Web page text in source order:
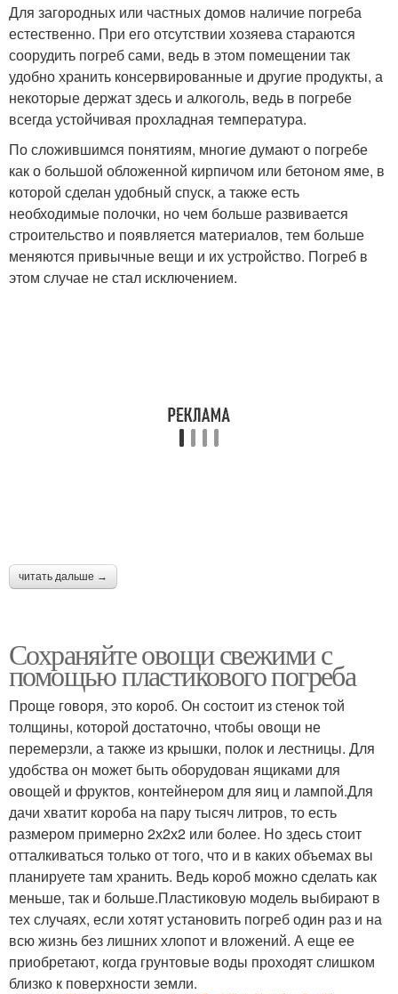
Погреб под верандой Погреб на даче
Бетонный погреб
Для загородных или частных домов наличие погреба
естественно. При его отсутствии хозяева стараются
соорудить погреб сами, ведь в этом помещении так
удобно хранить консервированные и другие продукты, а
некоторые держат здесь и алкоголь, ведь в погребе
всегда устойчивая прохладная температура.
По сложившимся понятиям, многие думают о погребе
как о большой обложенной кирпичом или бетоном яме, в
которой сделан удобный спуск, а также есть
необходимые полочки, но чем больше развивается
строительство и появляется материалов, тем больше
меняются привычные вещи и их устройство. Погреб в
этом случае не стал исключением.
читать дальше →
Сохраняйте овощи свежими с
помощью пластикового погреба
Проще говоря, это короб. Он состоит из стенок той
толщины, которой достаточно, чтобы овощи не
перемерзли, а также из крышки, полок и лестницы. Для
удобства он может быть оборудован ящиками для
овощей и фруктов, контейнером для яиц и лампой.Для
дачи хватит короба на пару тысяч литров, то есть
размером примерно 2х2х2 или более. Но здесь стоит
отталкиваться только от того, что и в каких объемах вы
планируете там хранить. Ведь короб можно сделать как
меньше, так и больше.Пластиковую модель выбирают в
тех случаях, если хотят установить погреб один раз и на
всю жизнь без лишних хлопот и вложений. А еще ее
приобретают, когда грунтовые воды проходят слишком
близко к поверхности земли.